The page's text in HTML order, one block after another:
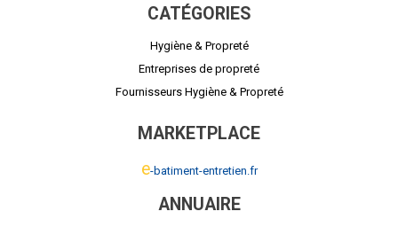
CATÉGORIES
Hygiène & Propreté
Entreprises de propreté
Fournisseurs Hygiène & Propreté
MARKETPLACE
e-batiment-entretien.fr
ANNUAIRE